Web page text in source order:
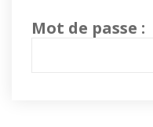
Mot de passe :